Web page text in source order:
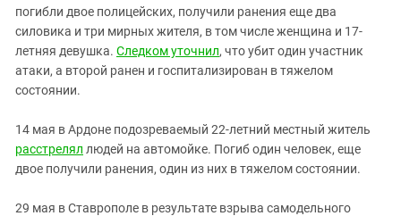
погибли двое полицейских, получили ранения еще два
силовика и три мирных жителя, в том числе женщина и 17-
летняя девушка. Следком уточнил, что убит один участник
атаки, а второй ранен и госпитализирован в тяжелом
состоянии.
14 мая в Ардоне подозреваемый 22-летний местный житель
расстрелял людей на автомойке. Погиб один человек, еще
двое получили ранения, один из них в тяжелом состоянии.
29 мая в Ставрополе в результате взрыва самодельного